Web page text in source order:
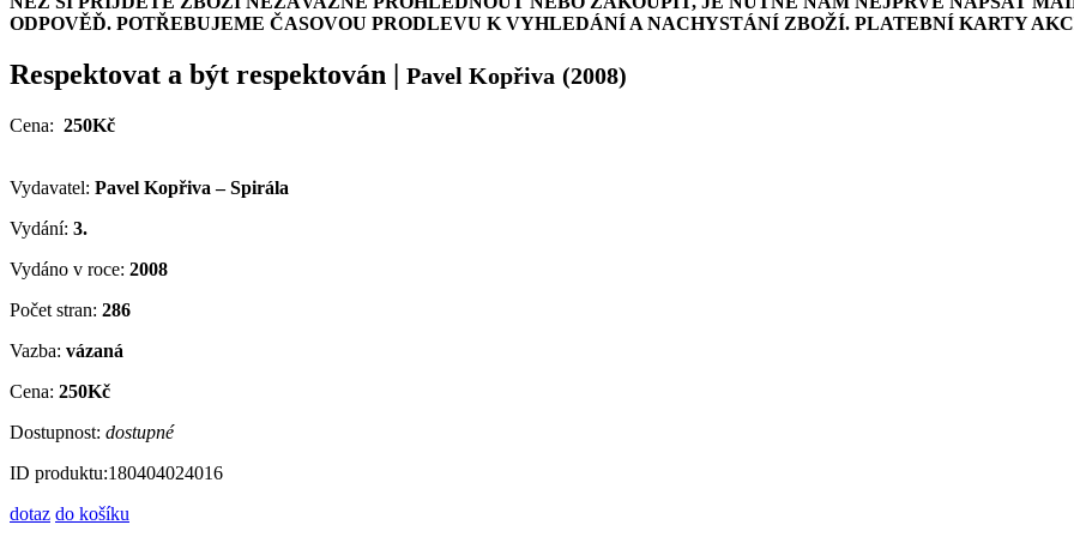
ODPOVĚĎ. POTŘEBUJEME ČASOVOU PRODLEVU K VYHLEDÁNÍ A NACHYSTÁNÍ ZBOŽÍ. PLATEBNÍ KARTY
Respektovat a být respektován | Pavel Kopřiva (2008)
Cena: 250Kč
Vydavatel: Pavel Kopřiva – Spirála
Vydání: 3.
Vydáno v roce: 2008
Počet stran: 286
Vazba: vázaná
Cena: 250Kč
Dostupnost: dostupné
ID produktu:180404024016
dotaz do košíku